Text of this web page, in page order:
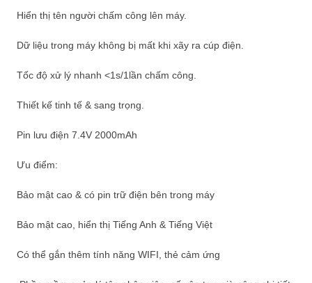
Hiển thị tên người chấm công lên máy.
Dữ liệu trong máy không bị mất khi xãy ra cúp điện.
Tốc độ xử lý nhanh <1s/1lần chấm công.
Thiết kế tinh tế & sang trọng.
Pin lưu điện 7.4V 2000mAh
Ưu điểm:
Bảo mật cao & có pin trữ điện bên trong máy
Bảo mật cao, hiển thị Tiếng Anh & Tiếng Việt
Có thể gắn thêm tính năng WIFI, thẻ cảm ứng